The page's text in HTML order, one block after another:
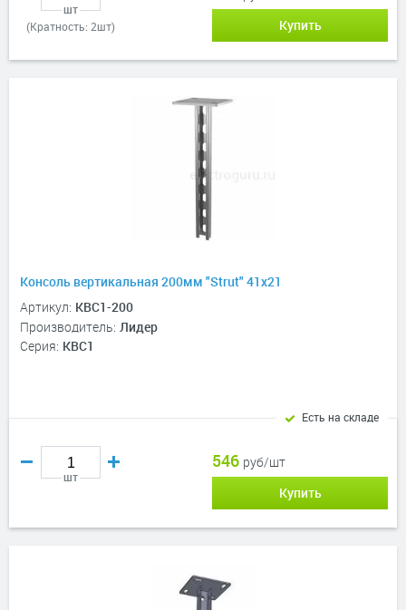
шт
(Кратность: 2шт)
Купить
Консоль вертикальная 200мм "Strut" 41х21
Артикул: КВС1-200
Производитель: Лидер
Серия: КВС1
шт
546 руб/шт
Купить
Есть на складе